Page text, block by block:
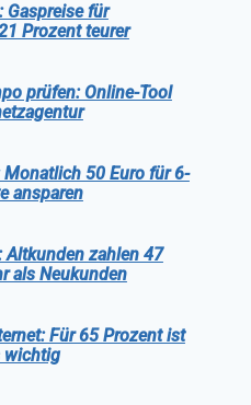
Gaspreise für
Prozent teurer
prüfen: Online-Tool
Monatlich 50 Euro für 6-
ansparen
Altkunden zahlen 47
als Neukunden
Für 65 Prozent ist
wichtig